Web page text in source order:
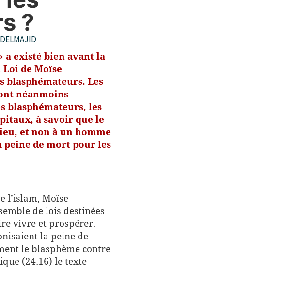
?
a existé bien avant la
Loi de Moïse
blasphémateurs. Les
néanmoins
blasphémateurs, les
à savoir que le
et non à un homme
peine de mort pour les
l’islam, Moïse
de lois destinées
vivre et prospérer.
la peine de
le blasphème contre
(24.16) le texte